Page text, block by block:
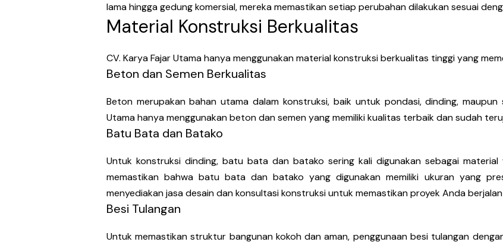
lama hingga gedung komersial, mereka memastikan setiap perubahan dilakukan sesuai
Material Konstruksi Berkualitas
CV. Karya Fajar Utama hanya menggunakan material konstruksi berkualitas tinggi yang
Beton dan Semen Berkualitas
Beton merupakan bahan utama dalam konstruksi, baik untuk pondasi, dinding,
Utama hanya menggunakan beton dan semen yang memiliki kualitas terbaik dan sudah
Batu Bata dan Batako
Untuk konstruksi dinding, batu bata dan batako sering kali digunakan sebagai
memastikan bahwa batu bata dan batako yang digunakan memiliki ukuran yang
menyediakan jasa desain dan konsultasi konstruksi untuk memastikan proyek Anda
Besi Tulangan
Untuk memastikan struktur bangunan kokoh dan aman, penggunaan besi tulangan